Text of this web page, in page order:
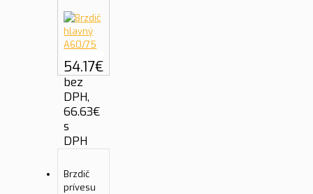
54.17€
bez
DPH,
66.63€
s
DPH
Brzdič
prívesu